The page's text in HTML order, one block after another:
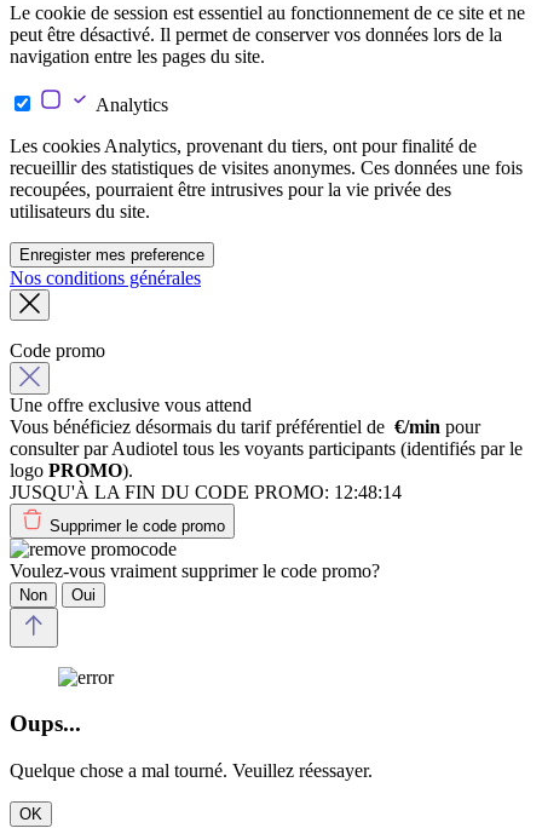
Le cookie de session est essentiel au fonctionnement de ce site et ne
peut être désactivé. Il permet de conserver vos données lors de la
navigation entre les pages du site.
Analytics
Les cookies Analytics, provenant du tiers, ont pour finalité de
recueillir des statistiques de visites anonymes. Ces données une fois
recoupées, pourraient être intrusives pour la vie privée des
utilisateurs du site.
Enregister mes preference
Nos conditions générales
Code promo
Une offre exclusive vous attend
Vous bénéficiez désormais du tarif préférentiel de €/min pour
consulter par Audiotel tous les voyants participants (identifiés par le
logo PROMO).
JUSQU'À LA FIN DU CODE PROMO: 12:48:14
Supprimer le code promo
Voulez-vous vraiment supprimer le code promo?
Non Oui
Oups...
Quelque chose a mal tourné. Veuillez réessayer.
OK